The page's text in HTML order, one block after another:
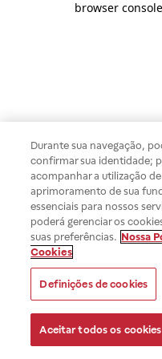
browser
Durante sua navegação,
confirmar sua identidade;
acompanhar a utilização
aprimoramento de sua
essenciais para nossos
poderá gerenciar os
suas preferências. Nossa
Cookies
Definições de cookies
Aceitar todos os cookies